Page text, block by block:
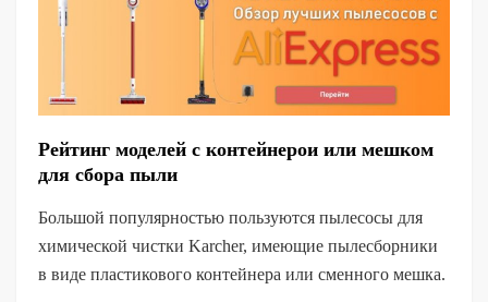
Рейтинг моделей с контейнерои или мешком
для сбора пыли
Большой популярностью пользуются пылесосы для
химической чистки Karcher, имеющие пылесборники
в виде пластикового контейнера или сменного мешка.